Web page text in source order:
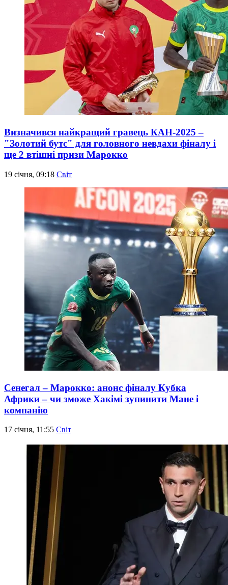
Визначився найкращий гравець КАН-2025 –
"Золотий бутс" для головного невдахи фіналу і
ще 2 втішні призи Марокко
19 січня, 09:18 Світ
Сенегал – Марокко: анонс фіналу Кубка
Африки – чи зможе Хакімі зупинити Мане і
компанію
17 січня, 11:55 Світ